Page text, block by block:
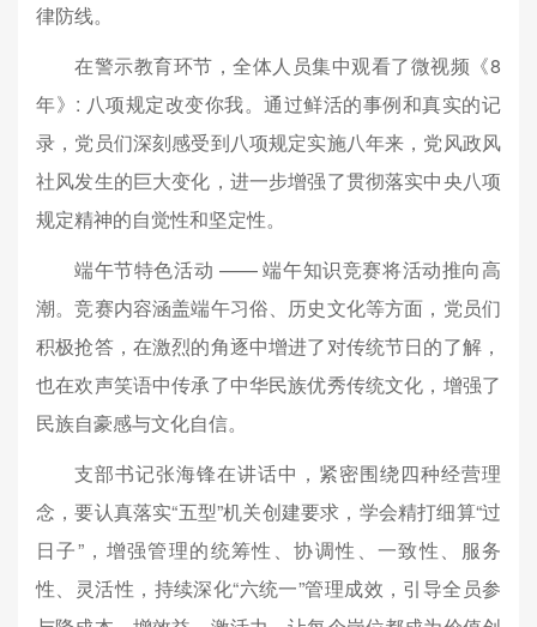
律防线。
在警示教育环节，全体人员集中观看了微视频《8
年》: 八项规定改变你我。通过鲜活的事例和真实的记
录，党员们深刻感受到八项规定实施八年来，党风政风
社风发生的巨大变化，进一步增强了贯彻落实中央八项
规定精神的自觉性和坚定性。
端午节特色活动 —— 端午知识竞赛将活动推向高
潮。竞赛内容涵盖端午习俗、历史文化等方面，党员们
积极抢答，在激烈的角逐中增进了对传统节日的了解，
也在欢声笑语中传承了中华民族优秀传统文化，增强了
民族自豪感与文化自信。
支部书记张海锋在讲话中，紧密围绕四种经营理
念，要认真落实“五型”机关创建要求，学会精打细算“过
日子”，增强管理的统筹性、协调性、一致性、服务
性、灵活性，持续深化“六统一”管理成效，引导全员参